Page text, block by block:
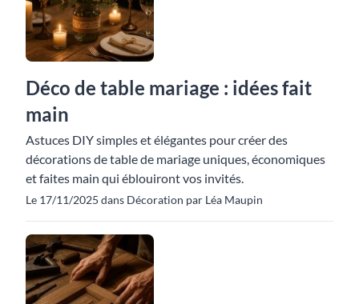
Déco de table mariage : idées fait
main
Astuces DIY simples et élégantes pour créer des
décorations de table de mariage uniques, économiques
et faites main qui éblouiront vos invités.
Le 17/11/2025 dans Décoration par Léa Maupin